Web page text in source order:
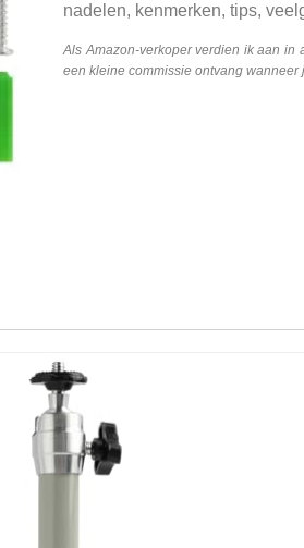
nadelen, kenmerken, tips,
Als Amazon-verkoper verdien ik aan in
een kleine commissie ontvang